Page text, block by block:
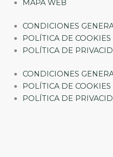
MAPA WEB
CONDICIONES
POLÍTICA DE COOKIES
POLÍTICA DE
CONDICIONES
POLÍTICA DE COOKIES
POLÍTICA DE